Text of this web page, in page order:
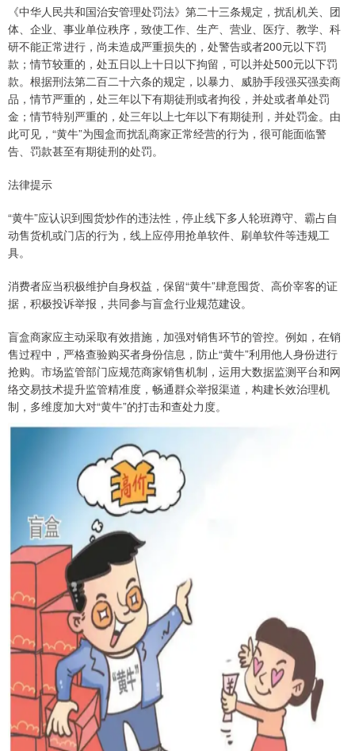
《中华人民共和国治安管理处罚法》第二十三条规定，扰乱机关、团
体、企业、事业单位秩序，致使工作、生产、营业、医疗、教学、科
研不能正常进行，尚未造成严重损失的，处警告或者200元以下罚
款；情节较重的，处五日以上十日以下拘留，可以并处500元以下罚
款。根据刑法第二百二十六条的规定，以暴力、威胁手段强买强卖商
品，情节严重的，处三年以下有期徒刑或者拘役，并处或者单处罚
金；情节特别严重的，处三年以上七年以下有期徒刑，并处罚金。由
此可见，“黄牛”为囤盒而扰乱商家正常经营的行为，很可能面临警
告、罚款甚至有期徒刑的处罚。
法律提示
“黄牛”应认识到囤货炒作的违法性，停止线下多人轮班蹲守、霸占自
动售货机或门店的行为，线上应停用抢单软件、刷单软件等违规工
具。
消费者应当积极维护自身权益，保留“黄牛”肆意囤货、高价宰客的证
据，积极投诉举报，共同参与盲盒行业规范建设。
盲盒商家应主动采取有效措施，加强对销售环节的管控。例如，在销
售过程中，严格查验购买者身份信息，防止“黄牛”利用他人身份进行
抢购。市场监管部门应规范商家销售机制，运用大数据监测平台和网
络交易技术提升监管精准度，畅通群众举报渠道，构建长效治理机
制，多维度加大对“黄牛”的打击和查处力度。